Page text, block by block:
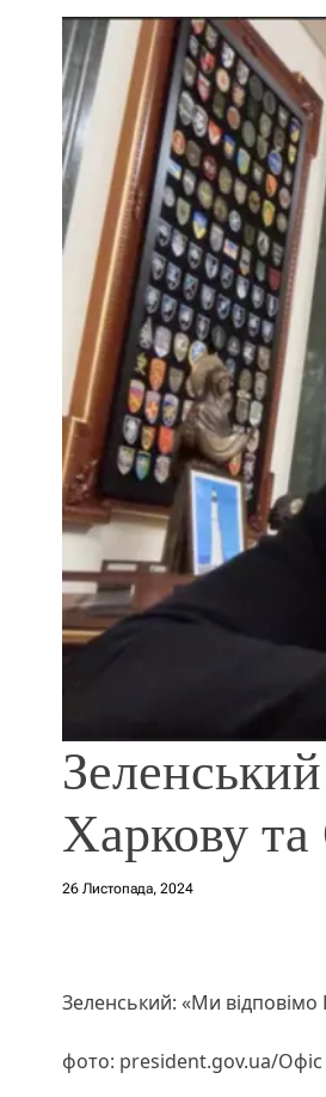
Харкову та
26 Листопада, 2024
Зеленський: «Ми відповімо
фото: president.gov.ua/Офіс